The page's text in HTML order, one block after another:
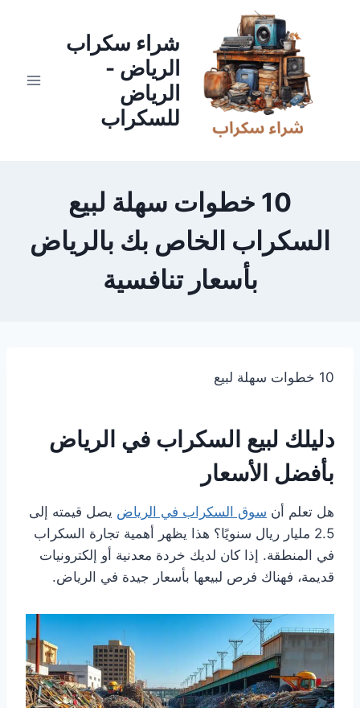
شراء سكراب
الرياض -
الرياض
للسكراب
10 خطوات سهلة لبيع
السكراب الخاص بك بالرياض
بأسعار تنافسية
10 خطوات سهلة لبيع
دليلك لبيع السكراب في الرياض
بأفضل الأسعار
هل تعلم أن سوق السكراب في الرياض يصل قيمته إلى
2.5 مليار ريال سنويًا؟ هذا يظهر أهمية تجارة السكراب
في المنطقة. إذا كان لديك خردة معدنية أو إلكترونيات
قديمة، فهناك فرص لبيعها بأسعار جيدة في الرياض.